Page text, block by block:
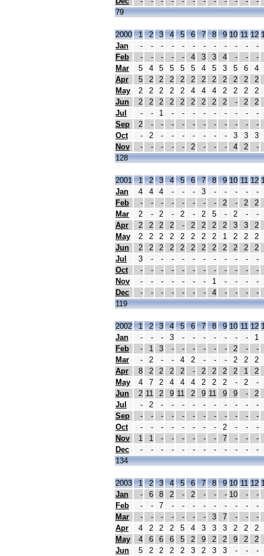
79
2000 1 2 3 4 5 6 7 8 9 10 11 12
Jan
- - - - - - - - - - -
-
Feb
- - - - - 4 3 3 4 - -
-
Mar
5 4 5 5 5 5 4 5 3 5 6
4
Apr
5 2 2 2 2 2 2 2 2 2 2
2
May
2 2 2 2 2 4 4 4 2 2 2
2
Jun
2 2 2 2 2 2 2 2 2 - 2
2
Jul
- - 1 - - - - - - - -
-
Sep
2 - - - - - - - - - -
-
Oct
- 2 - - - - - - - 3 3
3
Nov
- - - - - 2 - - - 4 2
-
128
2001 1 2 3 4 5 6 7 8 9 10 11 12
Jan
4 4 4 - - - 3 - - - -
-
Feb
- - - - - - - - 2 - 2
2
Mar
2 - 2 - 2 - 2 5 - 2 -
-
Apr
2 2 2 2 - 2 2 2 2 3 3
2
May
2 2 2 2 2 2 2 2 1 2 2
2
Jun
2 2 2 2 2 2 2 2 2 2 2
2
Jul
3 - - - - - - - - - -
-
Oct
- - - - - - - - - - -
-
Nov
- - - - - - - 1 - - -
-
Dec
- - - - - - - 4 - - -
-
119
2002 1 2 3 4 5 6 7 8 9 10 11 12
Jan
- - - 3 - - - - - - -
1
Feb
- 1 3 - - - - - - 2 -
-
Mar
- 2 - - 4 2 - - - 2 2
2
Apr
8 2 2 2 2 - 2 2 2 2 1
2
May
4 7 2 4 4 4 2 2 2 - 2
-
Jun
2 11 2 9 11 2 9 11 9 9 -
2
Jul
- 2 - - - - - - - - -
-
Sep
- - - - - - - - - - -
-
Oct
- - - - - - - - 2 - -
-
Nov
1 1 - - - - - - 7 - -
-
Dec
- - - - - - - - - - -
-
134
2003 1 2 3 4 5 6 7 8 9 10 11 12
Jan
- 6 8 2 - 2 - - - 10 -
-
Feb
- - 7 - - - - - - - -
-
Mar
- - - - - - - 3 7 - -
-
Apr
4 2 2 2 5 4 3 3 3 2 2
2
May
4 6 6 6 5 2 9 2 2 9 2
2
Jun
5 2 2 2 2 3 2 3 3 - - -